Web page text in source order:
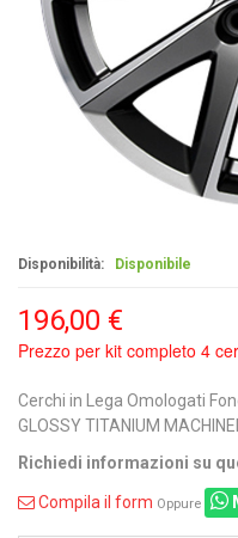
Disponibilità: Disponibile
196,00 €
Prezzo per kit completo 4
Cerchi in Lega Omologati
GLOSSY TITANIUM
Richiedi informazioni su
Compila il form Oppure